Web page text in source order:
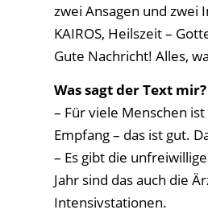
zwei Ansagen und
KAIROS, Heilszeit –
Gute Nachricht! Alles,
Was sagt der Text mir?
– Für viele Menschen
Empfang – das ist gut.
– Es gibt die
Jahr sind das auch die
Intensivstationen.